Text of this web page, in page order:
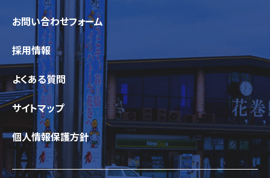
お問い合わせフォーム
採用情報
よくある質問
サイトマップ
個人情報保護方針